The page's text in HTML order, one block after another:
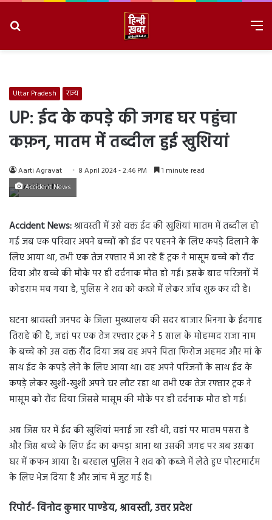
Uttar Pradesh राज्य
UP: ईद के कपड़े की जगह घर पहुंचा
कफ़न, मातम में तब्दील हुई खुशियां
Aarti Agravat 8 April 2024 - 2:46 PM 1 minute read
Accident News
Accident News:श्रावस्ती में उसे वक्त ईद की खुशियां मातम में तब्दील हो
गई जब एक परिवार अपने बच्चों को ईद पर पहनने के लिए कपड़े दिलाने के
लिए आया था, तभी एक तेज रफ्तार में आ रहे हैं ट्रक ने मासूम बच्चे को रौंद
दिया और बच्चे की मौके पर ही दर्दनाक मौत हो गई। इसके बाद परिजनों में
कोहराम मच गया है, पुलिस ने शव को कब्जे में लेकर जाँच शुरू कर दी है।
घटना श्रावस्ती जनपद के जिला मुख्यालय की सदर बाजार भिनगा के ईदगाह
तिराहे की है, जहां पर एक तेज रफ्तार ट्रक ने 5 साल के मोहम्मद राजा नाम
के बच्चे को उस वक्त रौंद दिया जब वह अपने पिता फिरोज अहमद और मां के
साथ ईद के कपड़े लेने के लिए आया था। वह अपने परिजनों के साथ ईद के
कपड़े लेकर खुशी-खुशी अपने घर लौट रहा था तभी एक तेज रफ्तार ट्रक ने
मासूम को रौंद दिया जिससे मासूम की मौके पर ही दर्दनाक मौत हो गई।
अब जिस घर में ईद की खुशियां मनाई जा रही थी, वहां पर मातम पसरा है
और जिस बच्चे के लिए ईद का कपड़ा आना था उसकी जगह पर अब उसका
घर में कफन आया है। बरहाल पुलिस ने शव को कब्जे में लेते हुए पोस्टमार्टम
के लिए भेज दिया है और जांच में जुट गई है।
रिपोर्ट- विनोद कुमार पाण्डेय, श्रावस्ती, उत्तर प्रदेश